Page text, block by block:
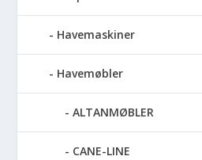
Havemaskiner
Havemøbler
ALTANMØBLER
CANE-LINE